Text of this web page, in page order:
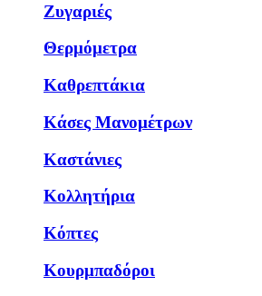
Ζυγαριές
Θερμόμετρα
Καθρεπτάκια
Κάσες Μανομέτρων
Καστάνιες
Κολλητήρια
Κόπτες
Κουρμπαδόροι